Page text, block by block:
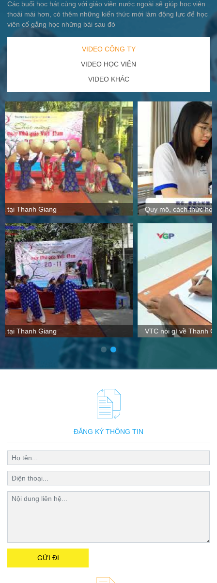
Các buổi học hát cùng với giáo viên nước ngoài sẽ giúp học viên
thoải mái hơn, có thêm những kiến thức mới làm động lực để học
viên cố gắng học những bài sau đó
VIDEO CÔNG TY
VIDEO HỌC VIÊN
VIDEO KHÁC
Quy mô, cách thức hoạt động tại Thanh Giang
VTC nói gì về Thanh Giang
ĐĂNG KÝ THÔNG TIN